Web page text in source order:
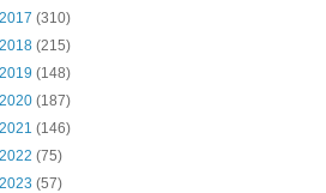
2017 (310)
2018 (215)
2019 (148)
2020 (187)
2021 (146)
2022 (75)
2023 (57)